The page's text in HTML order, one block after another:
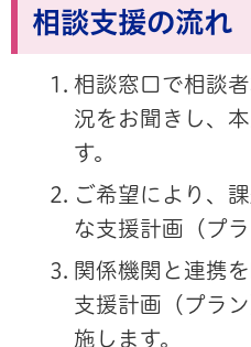
相談支援の流れ
相談窓口で相談
況をお聞きし、
す。
ご希望により、
な支援計画（プ
関係機関と連携
支援計画（プラ
施します。